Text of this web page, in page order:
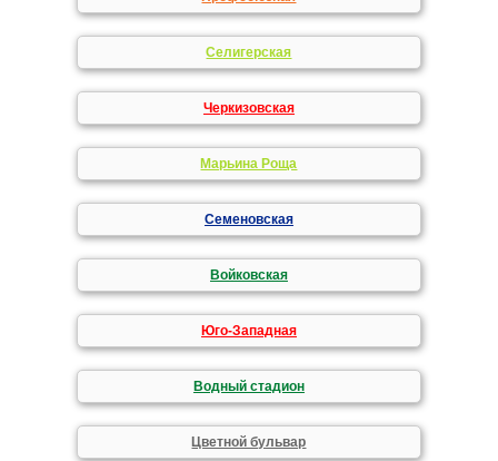
Селигерская
Черкизовская
Марьина Роща
Семеновская
Войковская
Юго-Западная
Водный стадион
Цветной бульвар